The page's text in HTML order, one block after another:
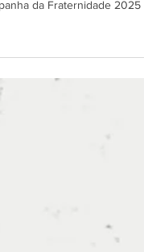
da Fraternidade 2025